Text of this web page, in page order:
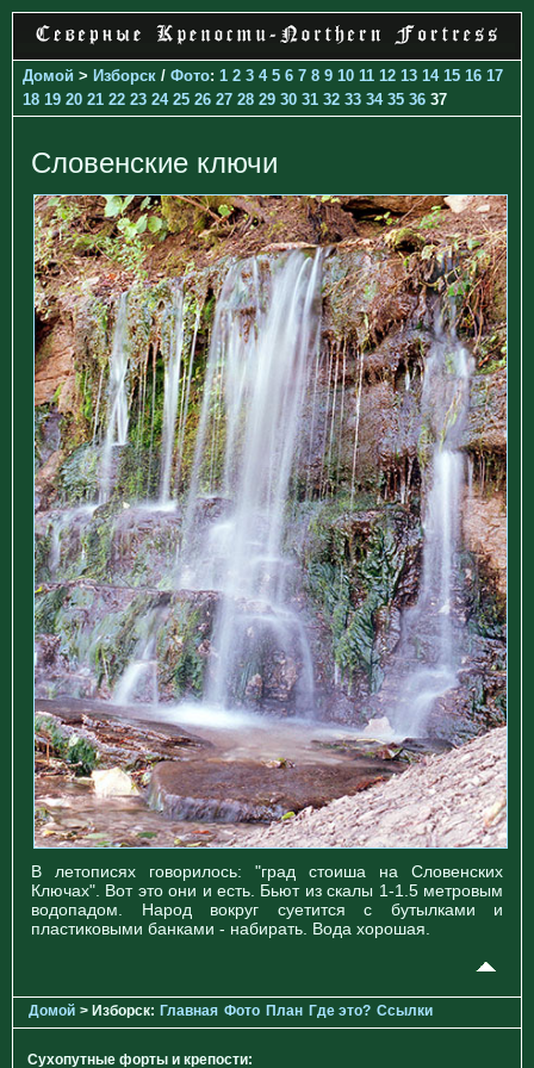
Домой > Изборск / Фото: 1 2 3 4 5 6 7 8 9 10 11 12 13 14 15 16 17
18 19 20 21 22 23 24 25 26 27 28 29 30 31 32 33 34 35 36 37
Словенские ключи
В летописях говорилось: "град стоиша на Словенских
Ключах". Вот это они и есть. Бьют из скалы 1-1.5 метровым
водопадом. Народ вокруг суетится с бутылками и
пластиковыми банками - набирать. Вода хорошая.
Домой > Изборск: Главная Фото План Где это? Ссылки
Сухопутные форты и крепости: